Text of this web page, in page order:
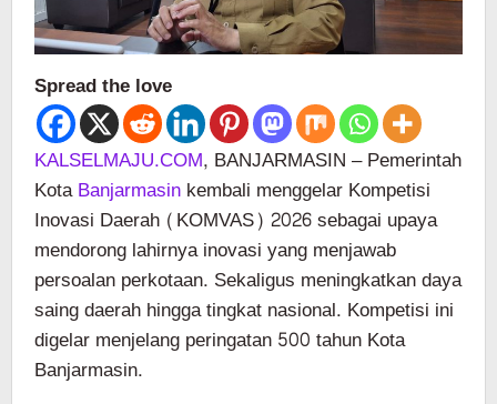
Spread the love
KALSELMAJU.COM, BANJARMASIN – Pemerintah
KotaBanjarmasinkembali menggelar Kompetisi
Inovasi Daerah (KOMVAS) 2026 sebagai upaya
mendorong lahirnya inovasi yang menjawab
persoalan perkotaan. Sekaligus meningkatkan daya
saing daerah hingga tingkat nasional. Kompetisi ini
digelar menjelang peringatan 500 tahun Kota
Banjarmasin.